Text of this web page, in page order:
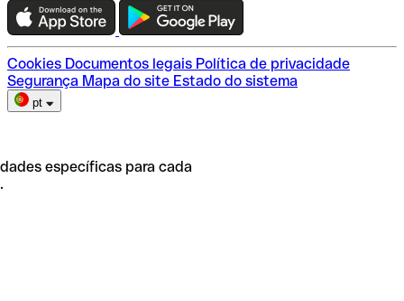
Escolha do plano
Cookies Documentos legais Política de privacidade
Segurança Mapa do site Estado do sistema
pt
específicas para cada